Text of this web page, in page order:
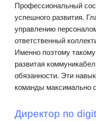
Профессиональный
успешного развития.
управлению
ответственный
Именно поэтому
развитая
обязанности. Эти
команды максимально
Директор по